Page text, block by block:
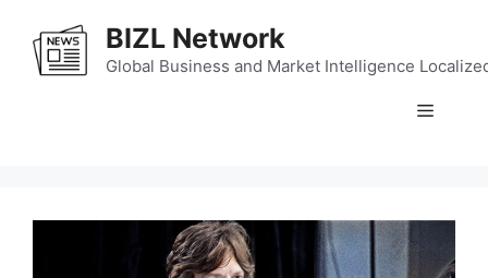
content
BIZL Network
Global Business and Market Intelligence
Menu